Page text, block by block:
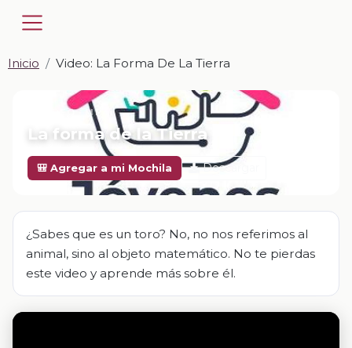
Inicio Video: La Forma De La Tierra
📎 VIDEO · MP4
La forma de la Tierra
🎒 Agregar a mi Mochila Descargar
¿Sabes que es un toro? No, no nos referimos al
animal, sino al objeto matemático. No te pierdas
este video y aprende más sobre él.